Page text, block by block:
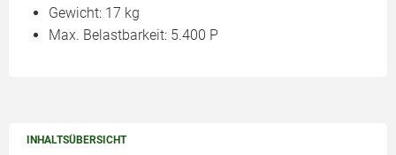
INHALTSÜBERSICHT
Gewicht: 17 kg
Max. Belastbarkeit: 5.400 P